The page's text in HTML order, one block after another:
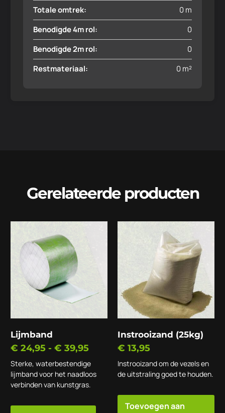
Totale omtrek:
0 m
Benodigde 4m rol:
0
Benodigde 2m rol:
0
Restmateriaal:
0 m²
Gerelateerde producten
Lijmband
€ 24,95 - € 39,95
Sterke, waterbestendige
lijmband voor het naadloos
verbinden van kunstgras.
Instrooizand (25kg)
€ 13,95
Instrooizand om de vezels en
de uitstraling goed te houden.
Toevoegen aan